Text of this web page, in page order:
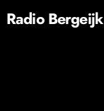
Radio Bergeijk